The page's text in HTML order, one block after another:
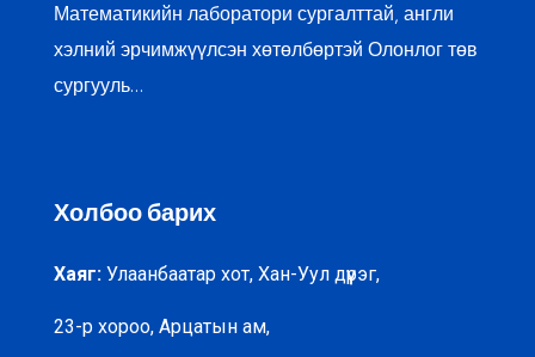
2018-2019
Математикийн лаборатори сургалттай, англи
хэлний эрчимжүүлсэн хөтөлбөртэй Олонлог төв
сургууль…
Холбоо барих
Хаяг: Улаанбаатар хот, Хан-Уул дүүрэг,
23-р хороо, Арцатын ам,